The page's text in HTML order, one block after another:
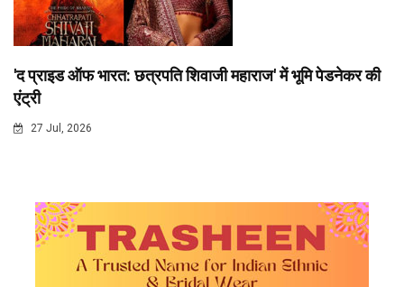
'द प्राइड ऑफ भारत: छत्रपति शिवाजी महाराज' में भूमि पेडनेकर की
एंट्री
27 Jul, 2026